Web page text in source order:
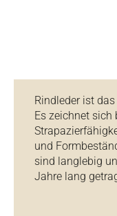
Rindleder ist
Es zeichnet sich
und
sind langlebig
Jahre lang